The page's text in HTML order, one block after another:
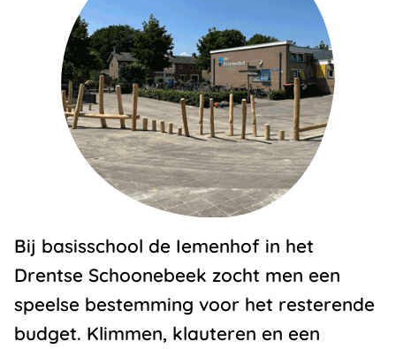
Bij basisschool de Iemenhof in het
Drentse Schoonebeek zocht men een
speelse bestemming voor het resterende
budget. Klimmen, klauteren en een